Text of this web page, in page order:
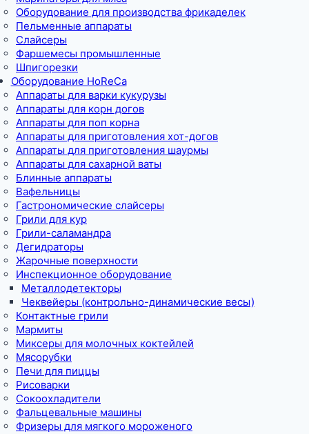
Оборудование для производства фрикаделек
Пельменные аппараты
Слайсеры
Фаршемесы промышленные
Шпигорезки
Оборудование HoReCa
Аппараты для варки кукурузы
Аппараты для корн догов
Аппараты для поп корна
Аппараты для приготовления хот-догов
Аппараты для приготовления шаурмы
Аппараты для сахарной ваты
Блинные аппараты
Вафельницы
Гастрономические слайсеры
Грили для кур
Грили-саламандра
Дегидраторы
Жарочные поверхности
Инспекционное оборудование
Металлодетекторы
Чеквейеры (контрольно-динамические весы)
Контактные грили
Мармиты
Миксеры для молочных коктейлей
Мясорубки
Печи для пиццы
Рисоварки
Сокоохладители
Фальцевальные машины
Фризеры для мягкого мороженого